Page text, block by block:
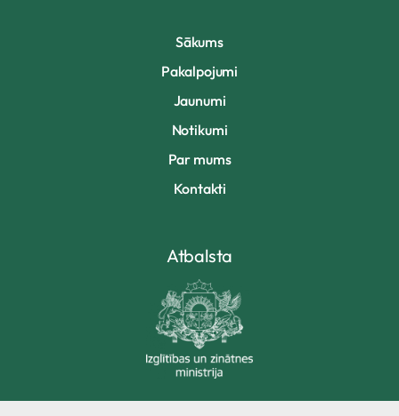
Sākums
Pakalpojumi
Jaunumi
Notikumi
Par mums
Kontakti
Atbalsta